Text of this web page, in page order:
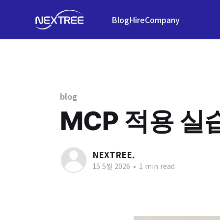
BlogHireCompany
blog
MCP 적용 실
NEXTREE.
15 5월 2026 • 1 min read